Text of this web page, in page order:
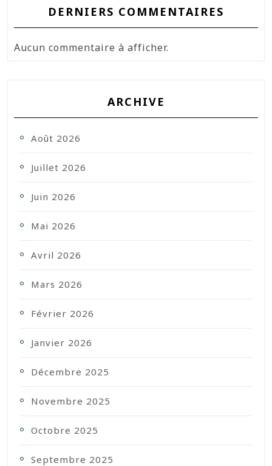
DERNIERS COMMENTAIRES
Aucun commentaire à afficher.
ARCHIVE
Août 2026
Juillet 2026
Juin 2026
Mai 2026
Avril 2026
Mars 2026
Février 2026
Janvier 2026
Décembre 2025
Novembre 2025
Octobre 2025
Septembre 2025